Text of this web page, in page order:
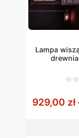
Lampa
5
929,00 zł